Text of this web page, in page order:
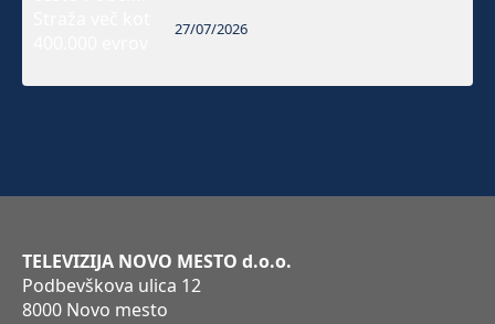
27/07/2026
TELEVIZIJA NOVO MESTO d.o.o.
Podbevškova ulica 12
8000 Novo mesto